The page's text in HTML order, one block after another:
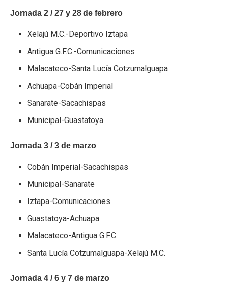
Jornada 2 / 27 y 28 de febrero
Xelajú M.C.-Deportivo Iztapa
Antigua G.F.C.-Comunicaciones
Malacateco-Santa Lucía Cotzumalguapa
Achuapa-Cobán Imperial
Sanarate-Sacachispas
Municipal-Guastatoya
Jornada 3 / 3 de marzo
Cobán Imperial-Sacachispas
Municipal-Sanarate
Iztapa-Comunicaciones
Guastatoya-Achuapa
Malacateco-Antigua G.F.C.
Santa Lucía Cotzumalguapa-Xelajú M.C.
Jornada 4 / 6 y 7 de marzo